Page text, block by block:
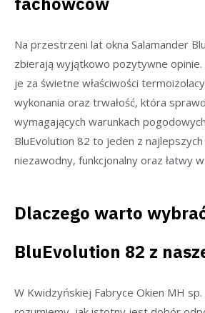
Na przestrzeni lat okna Salamander
zbierają wyjątkowo pozytywne opinie.
je za świetne właściwości
wykonania oraz trwałość, która
wymagających warunkach
BluEvolution 82 to jeden z
niezawodny, funkcjonalny oraz łatwy
Dlaczego warto
BluEvolution 82 z
W Kwidzyńskiej Fabryce Okien MH